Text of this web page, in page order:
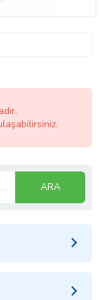
ARA